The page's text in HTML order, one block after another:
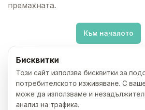
премахната.
Към началото
Бисквитки
Този сайт използва бисквитки за
потребителското изживяване. С
може да използваме и
анализ на трафика.